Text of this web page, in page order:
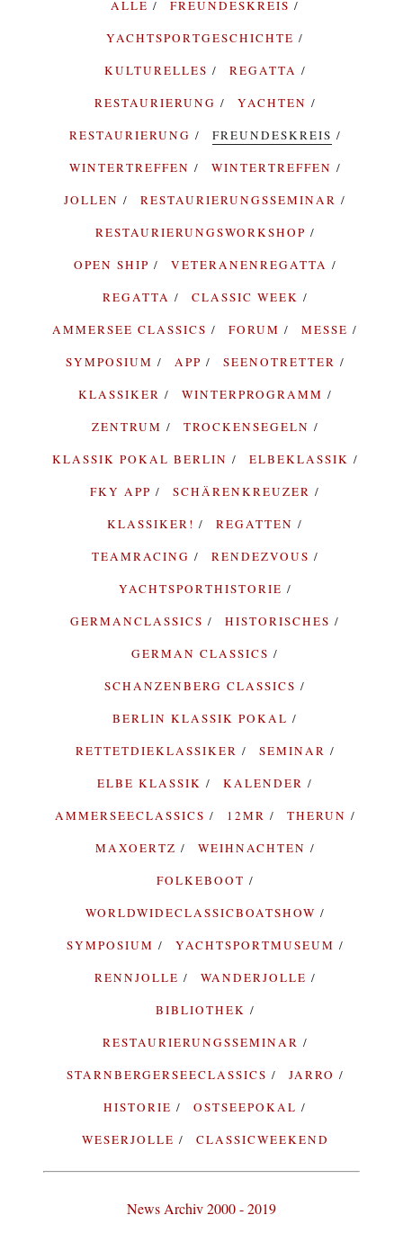
ALLE
FREUNDESKREIS
YACHTSPORTGESCHICHTE
KULTURELLES
REGATTA
RESTAURIERUNG
YACHTEN
RESTAURIERUNG
FREUNDESKREIS
WINTERTREFFEN
WINTERTREFFEN
JOLLEN
RESTAURIERUNGSSEMINAR
RESTAURIERUNGSWORKSHOP
OPEN SHIP
VETERANENREGATTA
REGATTA
CLASSIC WEEK
AMMERSEE CLASSICS
FORUM
MESSE
SYMPOSIUM
APP
SEENOTRETTER
KLASSIKER
WINTERPROGRAMM
ZENTRUM
TROCKENSEGELN
KLASSIK POKAL BERLIN
ELBEKLASSIK
FKY APP
SCHÄRENKREUZER
KLASSIKER!
REGATTEN
TEAMRACING
RENDEZVOUS
YACHTSPORTHISTORIE
GERMANCLASSICS
HISTORISCHES
GERMAN CLASSICS
SCHANZENBERG CLASSICS
BERLIN KLASSIK POKAL
RETTETDIEKLASSIKER
SEMINAR
ELBE KLASSIK
KALENDER
AMMERSEECLASSICS
12MR
THERUN
MAXOERTZ
WEIHNACHTEN
FOLKEBOOT
WORLDWIDECLASSICBOATSHOW
SYMPOSIUM
YACHTSPORTMUSEUM
RENNJOLLE
WANDERJOLLE
BIBLIOTHEK
RESTAURIERUNGSSEMINAR
STARNBERGERSEECLASSICS
JARRO
HISTORIE
OSTSEEPOKAL
WESERJOLLE
CLASSICWEEKEND
News Archiv 2000 - 2019